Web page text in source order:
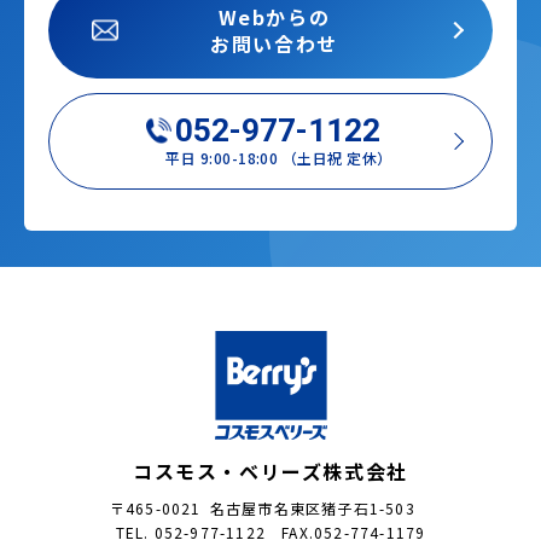
052-977-1122
平日 9:00-18:00 （土日祝 定休）
Webからの
お問い合わせ
コスモス・ベリーズ株式会社
〒465-0021 名古屋市名東区猪子石1-503
TEL. 052-977-1122 FAX.052-774-1179